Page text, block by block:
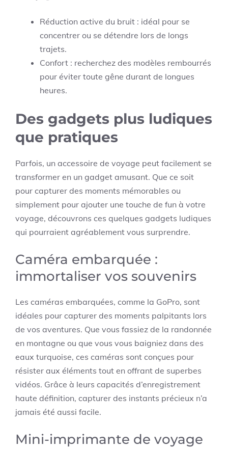
Réduction active du bruit : idéal pour se
concentrer ou se détendre lors de longs
trajets.
Confort : recherchez des modèles rembourrés
pour éviter toute gêne durant de longues
heures.
Des gadgets plus ludiques
que pratiques
Parfois, un accessoire de voyage peut facilement se
transformer en un gadget amusant. Que ce soit
pour capturer des moments mémorables ou
simplement pour ajouter une touche de fun à votre
voyage, découvrons ces quelques gadgets ludiques
qui pourraient agréablement vous surprendre.
Caméra embarquée :
immortaliser vos souvenirs
Les caméras embarquées, comme la GoPro, sont
idéales pour capturer des moments palpitants lors
de vos aventures. Que vous fassiez de la randonnée
en montagne ou que vous vous baigniez dans des
eaux turquoise, ces caméras sont conçues pour
résister aux éléments tout en offrant de superbes
vidéos. Grâce à leurs capacités d’enregistrement
haute définition, capturer des instants précieux n’a
jamais été aussi facile.
Mini-imprimante de voyage